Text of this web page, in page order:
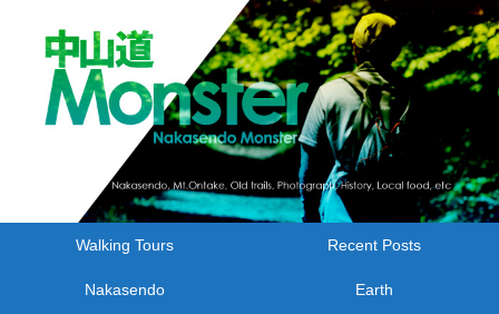
Walking Tours Recent Posts
Nakasendo Earth